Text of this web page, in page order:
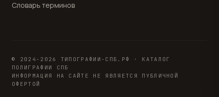
Словарь терминов
© 2024-2026 ТИПОГРАФИИ-СПБ.РФ · КАТАЛОГ
ПОЛИГРАФИИ СПБ
ИНФОРМАЦИЯ НА САЙТЕ НЕ ЯВЛЯЕТСЯ ПУБЛИЧНОЙ
ОФЕРТОЙ